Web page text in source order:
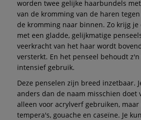
worden twee gelijke haarbundels
van de kromming van de haren
de kromming naar binnen. Zo krijg
met een gladde, gelijkmatige
veerkracht van het haar wordt
versterkt. En het penseel behoudt
intensief gebruik.
Deze penselen zijn breed inzetbaar.
anders dan de naam misschien
alleen voor acrylverf gebruiken, maar
tempera's, gouache en caseïne. Je